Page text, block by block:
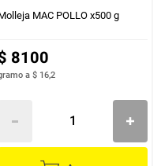
MAC POLLO x500 g
8100
a $ 16,2